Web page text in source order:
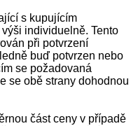
s kupujícím
individuelně. Tento
při potvrzení
buď potvrzen nebo
se požadovaná
se obě strany dohodnou
část ceny v případě